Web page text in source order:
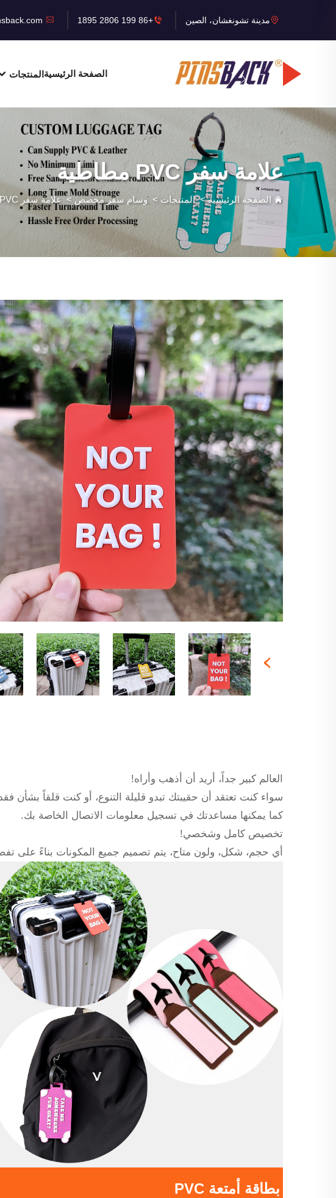
مدينة تشونغشان، الصين +86 199 2806 1895
الصفحة الرئيسية المنتجات
علامة سفر PVC مطاطية
الصفحة الرئيسية>المنتجات>وسام سفر مخصص>علامة سفر PVC مطاطية
العالم كبير جداً، أريد أن أذهب وأراه!
سواء كنت تعتقد أن حقيبتك تبدو قليلة التنوع، أو كنت قلقاً بشأن
كما يمكنها مساعدتك في تسجيل معلومات الاتصال الخاصة بك.
تخصيص كامل وشخصي!
أي حجم، شكل، ولون متاح، يتم تصميم جميع المكونات بناءً على
بطاقة أمتعة PVC